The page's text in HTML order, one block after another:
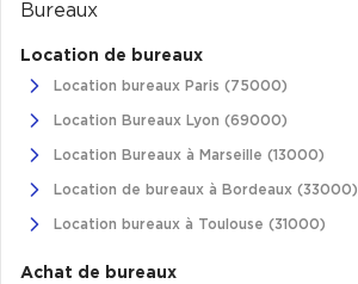
Bureaux
Location de bureaux
Location bureaux Paris (75000)
Location Bureaux Lyon (69000)
Location Bureaux à Marseille (13000)
Location de bureaux à Bordeaux (33000)
Location bureaux à Toulouse (31000)
Achat de bureaux